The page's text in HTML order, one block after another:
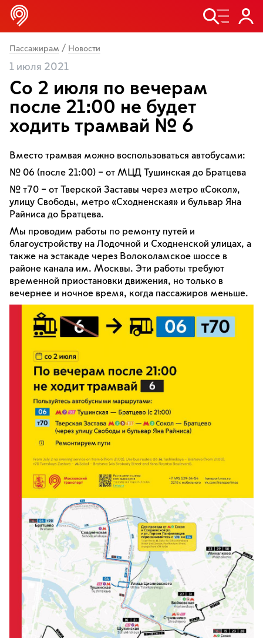
Пассажирам / Новости
1 июля 2021
Со 2 июля по вечерам
после 21:00 не будет
ходить трамвай № 6
Вместо трамвая можно воспользоваться автобусами:
№ 06 (после 21:00) – от МЦД Тушинская до Братцева
№ т70 – от Тверской Заставы через метро «Сокол»,
улицу Свободы, метро «Сходненская» и бульвар Яна
Райниса до Братцева.
Мы проводим работы по ремонту путей и
благоустройству на Лодочной и Сходненской улицах, а
также на эстакаде через Волоколамское шоссе в
районе канала им. Москвы. Эти работы требуют
временной приостановки движения, но только в
вечернее и ночное время, когда пассажиров меньше.